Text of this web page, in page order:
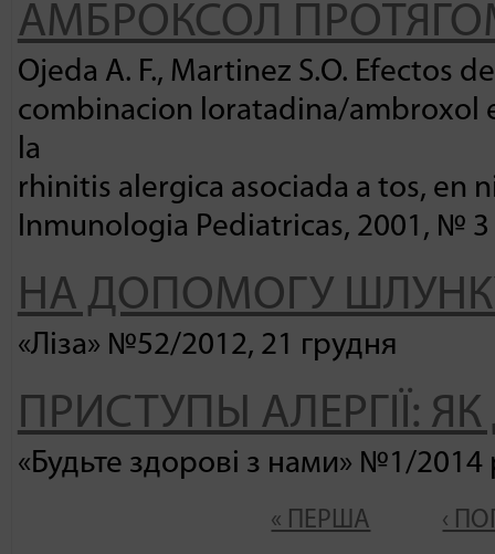
АМБРОКСОЛ
Ojeda A. F., Martinez S.O. Efectos
combinacion loratadina/ambroxol
la
rhinitis alergica asociada a tos, en
Inmunologia Pediatricas, 2001, № 3
НА ДОПОМОГУ
«Ліза» №52/2012, 21 грудня
ПРИСТУПЫ АЛЕРГІЇ:
«Будьте здорові з нами» №1/2014
« ПЕРША ‹